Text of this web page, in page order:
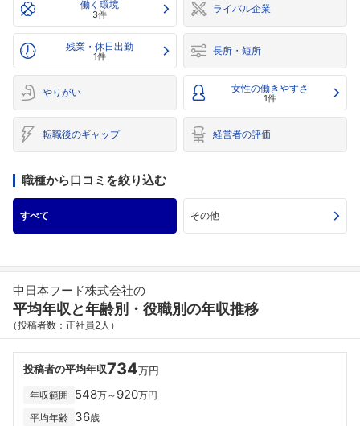
働く環境
3件 ライバル企業
残業・休日出勤
1件 長所・短所
やりがい 女性の働きやすさ
1件
転職後のギャップ 経営者の評価
職種から口コミを絞り込む
すべて その他
中日本フード株式会社の
平均年収と年齢別・役職別の年収推移
（投稿者数：正社員2人）
投稿者の平均年収734万円
年収範囲 548万～ 920万円
平均年齢 36歳